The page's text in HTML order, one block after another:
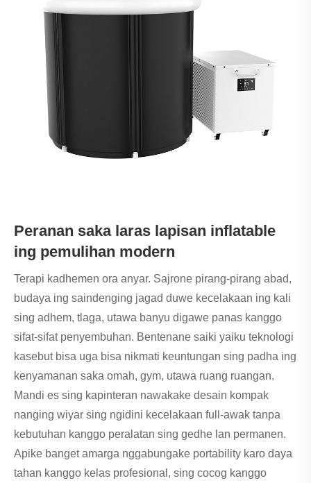
Peranan saka laras lapisan inflatable
ing pemulihan modern
Terapi kadhemen ora anyar. Sajrone pirang-pirang abad,
budaya ing saindenging jagad duwe kecelakaan ing kali
sing adhem, tlaga, utawa banyu digawe panas kanggo
sifat-sifat penyembuhan. Bentenane saiki yaiku teknologi
kasebut bisa uga bisa nikmati keuntungan sing padha ing
kenyamanan saka omah, gym, utawa ruang ruangan.
Mandi es sing kapinteran nawakake desain kompak
nanging wiyar sing ngidini kecelakaan full-awak tanpa
kebutuhan kanggo peralatan sing gedhe lan permanen.
Apike banget amarga nggabungake portability karo daya
tahan kanggo kelas profesional, sing cocog kanggo